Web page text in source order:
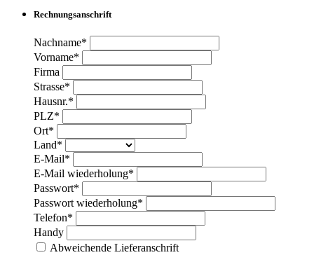
Rechnungsanschrift
Nachname*
Vorname*
Firma
Strasse*
Hausnr.*
PLZ*
Ort*
Land*
E-Mail*
E-Mail wiederholung*
Passwort*
Passwort wiederholung*
Telefon*
Handy
Abweichende Lieferanschrift